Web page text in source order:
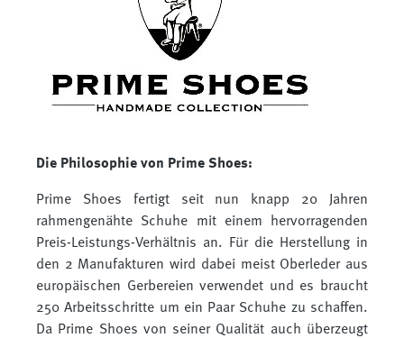
Die Philosophie von Prime Shoes:
Prime Shoes fertigt seit nun knapp 20 Jahren
rahmengenähte Schuhe mit einem hervorragenden
Preis-Leistungs-Verhältnis an. Für die Herstellung in
den 2 Manufakturen wird dabei meist Oberleder aus
europäischen Gerbereien verwendet und es braucht
250 Arbeitsschritte um ein Paar Schuhe zu schaffen.
Da Prime Shoes von seiner Qualität auch überzeugt